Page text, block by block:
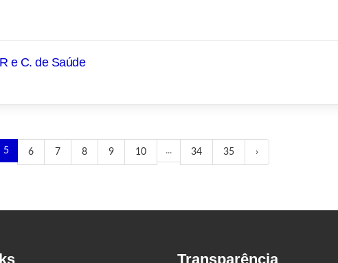
e C. de Saúde
5 6 7 8 9 10 ... 34 35 ›
Transparência